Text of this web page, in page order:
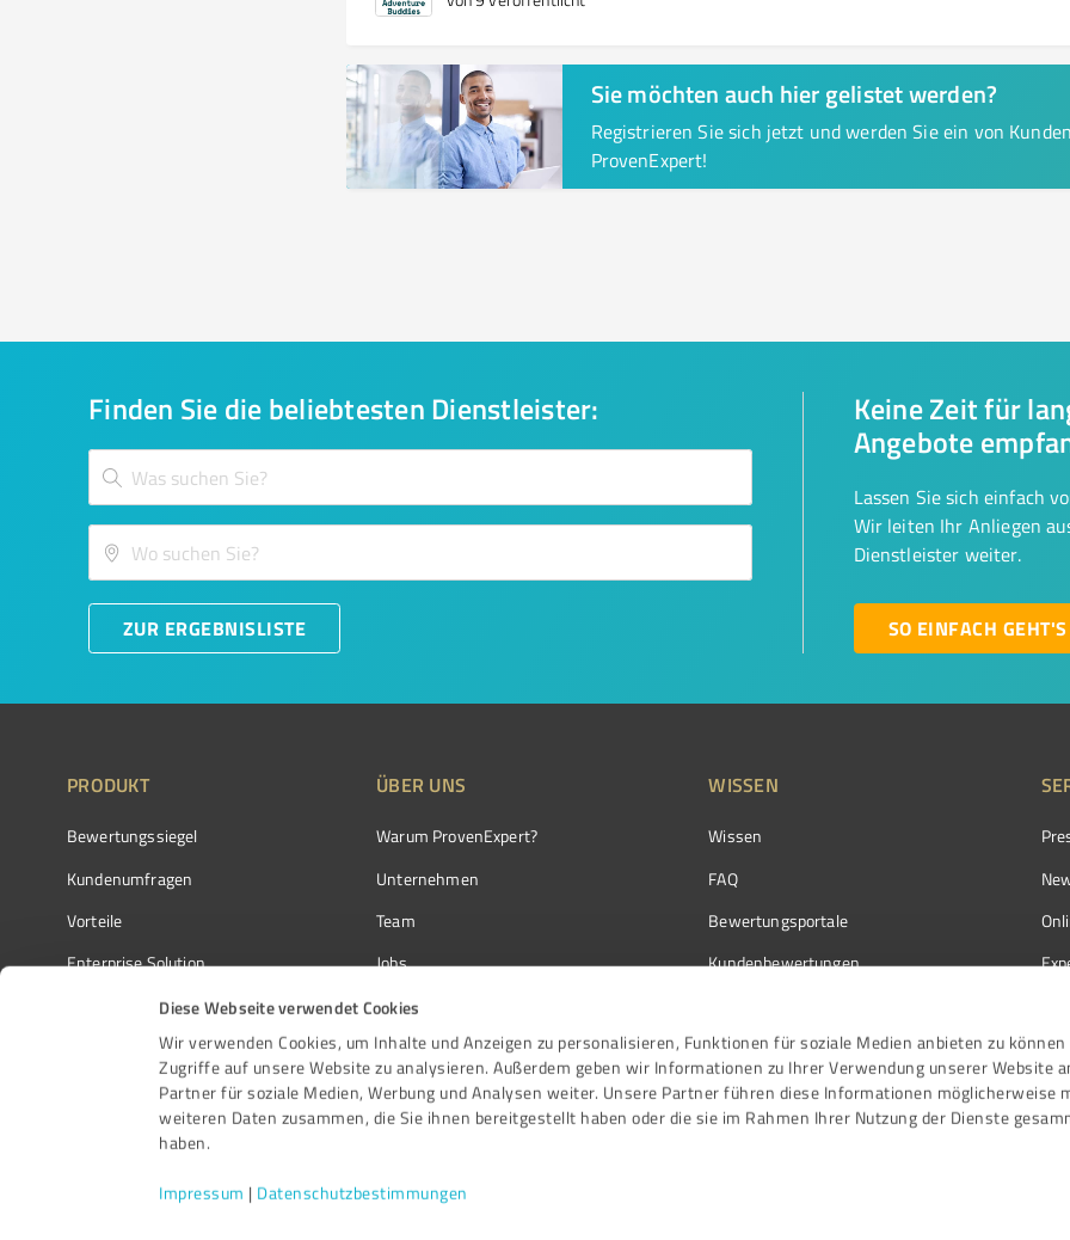
Diese Webseite verwendet Cookies
Wir verwenden Cookies, um Inhalte und Anzeigen zu personalisieren, Funktionen für soziale Medien anbieten zu können
Zugriffe auf unsere Website zu analysieren. Außerdem geben wir Informationen zu Ihrer Verwendung unserer Website
Partner für soziale Medien, Werbung und Analysen weiter. Unsere Partner führen diese Informationen möglicherweise
weiteren Daten zusammen, die Sie ihnen bereitgestellt haben oder die sie im Rahmen Ihrer Nutzung der Dienste
haben.
Impressum | Datenschutzbestimmungen
Sie möchten auch hier gelistet werden?
Registrieren Sie sich jetzt und werden Sie ein von
ProvenExpert!
Finden Sie die beliebtesten Dienstleister:
ZUR ERGEBNISLISTE
Keine Zeit für
Angebote
Lassen Sie sich einfach
Wir leiten Ihr Anliegen
Dienstleister weiter.
SO EINFACH GEHT'S
PRODUKT
Bewertungssiegel
Kundenumfragen
Vorteile
Enterprise Solution
Partnerprogramm
Auszeichnungen
ÜBER UNS
Warum ProvenExpert?
Unternehmen
Team
Jobs
Kundenstimmen
Kontakt
WISSEN
Wissen
FAQ
Bewertungsportale
Kundenbewertungen
Bewertungs­richtlinien
Events